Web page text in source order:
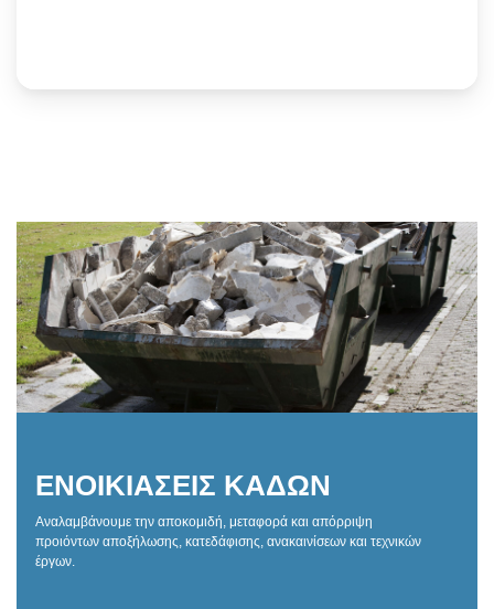
ΕΝΟΙΚΙΑΣΕΙΣ ΚΑΔΩΝ
Αναλαμβάνουμε την αποκομιδή, μεταφορά και απόρριψη
προιόντων αποξήλωσης, κατεδάφισης, ανακαινίσεων και τεχνικών
έργων.